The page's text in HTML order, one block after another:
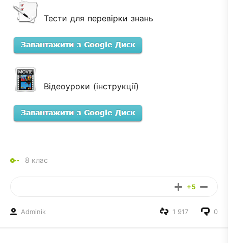
Тести для перевірки знань
Відеоуроки (інструкції)
8 клас
+5
Adminik 0
1 917